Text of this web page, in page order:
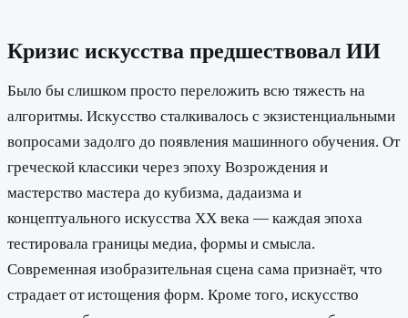
Кризис искусства предшествовал ИИ
Было бы слишком просто переложить всю тяжесть на
алгоритмы. Искусство сталкивалось с экзистенциальными
вопросами задолго до появления машинного обучения. От
греческой классики через эпоху Возрождения и
мастерство мастера до кубизма, дадаизма и
концептуального искусства XX века — каждая эпоха
тестировала границы медиа, формы и смысла.
Современная изобразительная сцена сама признаёт, что
страдает от истощения форм. Кроме того, искусство